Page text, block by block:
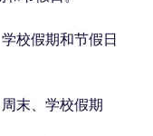
校假期和节假日
末、学校假期